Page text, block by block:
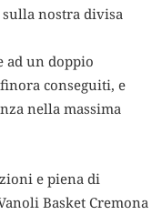
nostra divisa
ad un doppio
conseguiti, e
nella massima
e piena di
Basket Cremona